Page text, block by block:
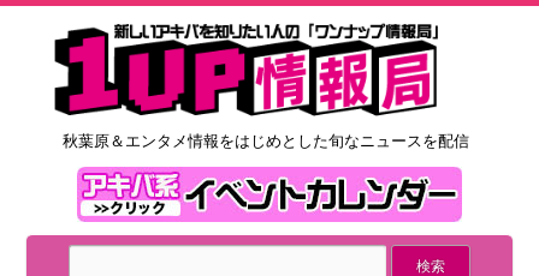
秋葉原＆エンタメ情報をはじめとした旬なニュースを配信